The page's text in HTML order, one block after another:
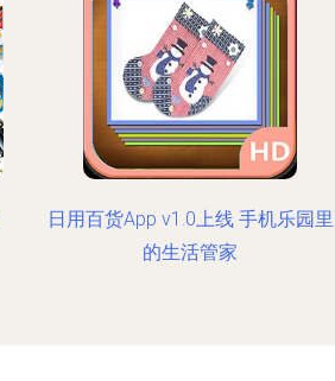
日用百货App v1.0上线 手机乐园里
的生活管家